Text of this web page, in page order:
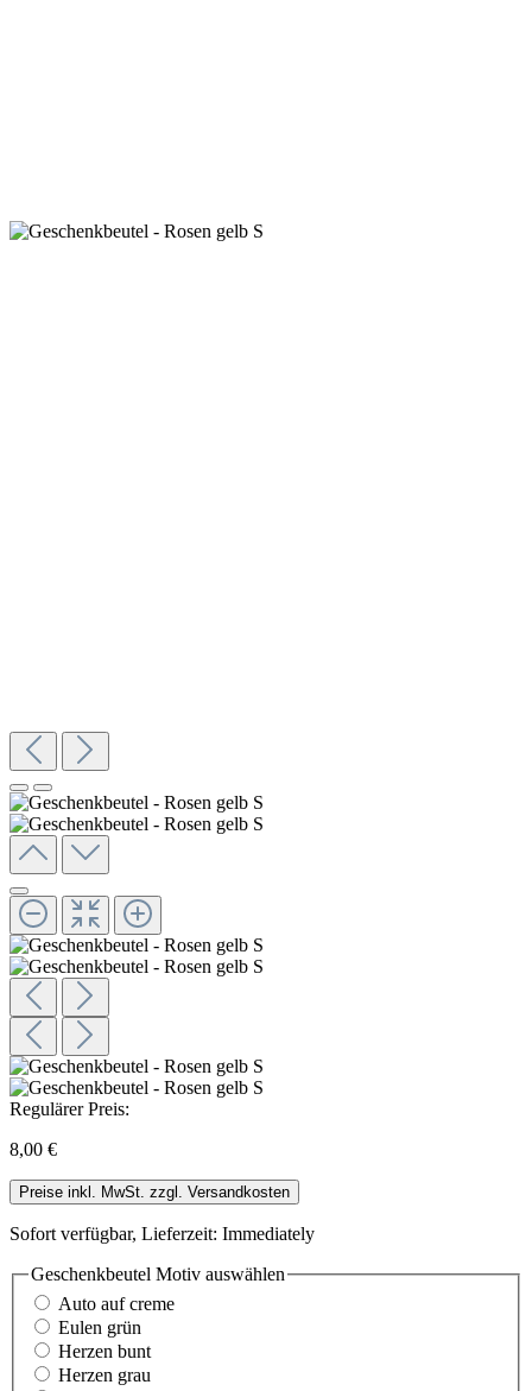
Regulärer Preis:
8,00 €
Preise inkl. MwSt. zzgl. Versandkosten
Sofort verfügbar, Lieferzeit: Immediately
Geschenkbeutel Motiv auswählen
Auto auf creme
Eulen grün
Herzen bunt
Herzen grau